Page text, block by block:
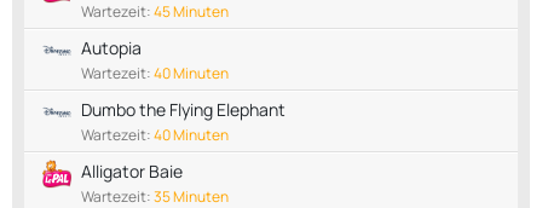
Wartezeit:45 Minuten
Autopia
Wartezeit:40 Minuten
Dumbo the Flying Elephant
Wartezeit:40 Minuten
Alligator Baie
Wartezeit:35 Minuten